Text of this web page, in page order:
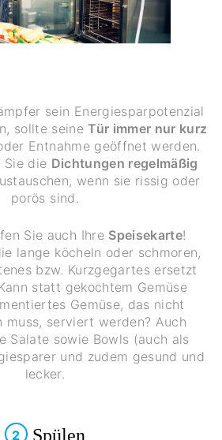
sein Energiesparpotenzial
sollte seineTür immer nur kurz
Entnahme geöffnet werden.
Sie die Dichtungen regelmäßig
wenn sie rissig oder
porös sind.
Sie auch Ihre Speisekarte!
lange köcheln oder schmoren,
bzw. Kurzgegartes ersetzt
statt gekochtem Gemüse
Gemüse, das nicht
muss, serviert werden? Auch
Salate sowie Bowls (auch als
und zudem gesund und
lecker.
2 Spülen